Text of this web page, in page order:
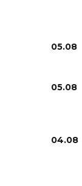
05.08
05.08
04.08